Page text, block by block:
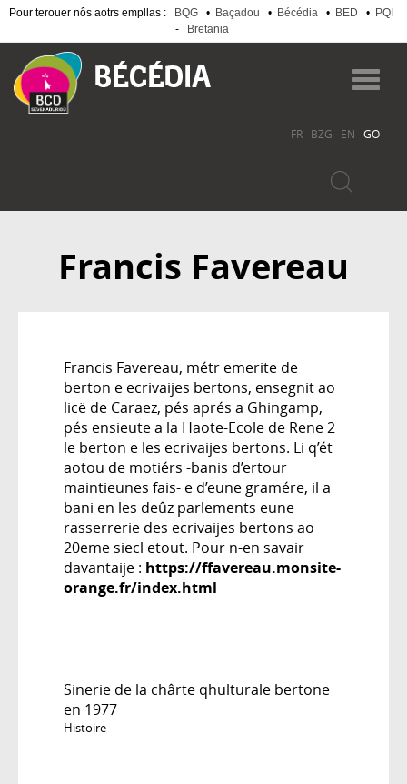
Pour terouer nôs aotrs empllas : BQG • Baçadou • Bécédia • BED •
PQI
-
Bretania
main
content
FR BZG EN GO
Francis Favereau
Francis Favereau, métr emerite de
berton e ecrivaijes bertons, ensegnit ao
licë de Caraez, pés aprés a Ghingamp,
pés ensieute a la Haote-Ecole de Rene 2
le berton e les ecrivaijes bertons. Li q’ét
aotou de motiérs -banis d’ertour
maintieunes fais- e d’eune gramére, il a
bani en les deûz parlements eune
rasserrerie des ecrivaijes bertons ao
20eme siecl etout. Pour n-en savair
davantaije : https://ffavereau.monsite-
orange.fr/index.html
Sinerie de la chârte qhulturale bertone
en 1977
Histoire